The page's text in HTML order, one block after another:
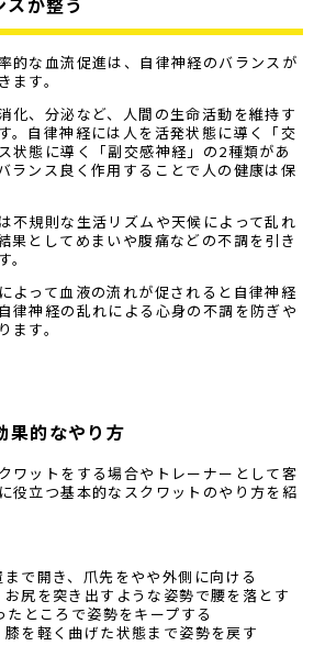
的な血流促進は、自律神経のバランスが
ます。
化、分泌など、人間の生命活動を維持す
。自律神経には人を活発状態に導く「交
状態に導く「副交感神経」の2種類があ
ランス良く作用することで人の健康は保
不規則な生活リズムや天候によって乱れ
果としてめまいや腹痛などの不調を引き
よって血液の流れが促されると自律神経
律神経の乱れによる心身の不調を防ぎや
ます。
果的なやり方
ワットをする場合やトレーナーとして客
役立つ基本的なスクワットのやり方を紹
で開き、爪先をやや外側に向ける
尻を突き出すような姿勢で腰を落とす
ところで姿勢をキープする
を軽く曲げた状態まで姿勢を戻す